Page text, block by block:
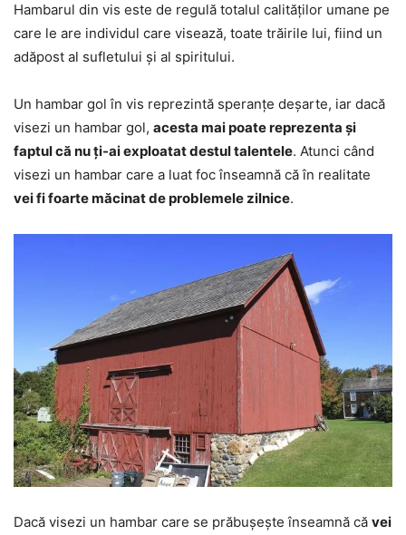
Hambarul din vis este de regulă totalul calităților umane pe
care le are individul care visează, toate trăirile lui, fiind un
adăpost al sufletului și al spiritului.
Un hambar gol în vis reprezintă speranțe deșarte, iar dacă
visezi un hambar gol, acesta mai poate reprezenta și
faptul că nu ți-ai exploatat destul talentele. Atunci când
visezi un hambar care a luat foc înseamnă că în realitate
vei fi foarte măcinat de problemele zilnice.
Dacă visezi un hambar care se prăbușește înseamnă că vei